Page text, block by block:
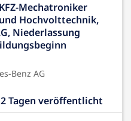
Mechatroniker
Hochvolttechnik,
Niederlassung
Benz AG
Tagen veröffentlicht